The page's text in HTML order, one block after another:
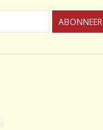
ABONNEER